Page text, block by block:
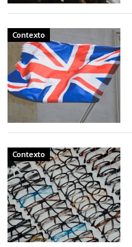
Contexto
Contexto